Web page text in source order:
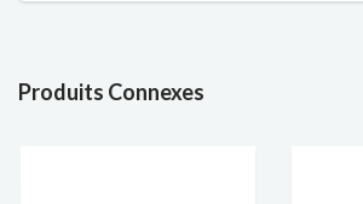
Produits Connexes